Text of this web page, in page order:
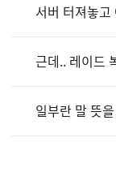
서버 터져놓
근데.. 레이드
일부란 말 뜻